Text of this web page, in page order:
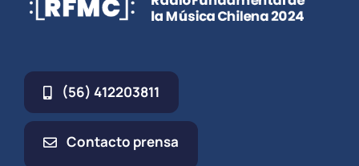
(56) 412203811
Contacto prensa